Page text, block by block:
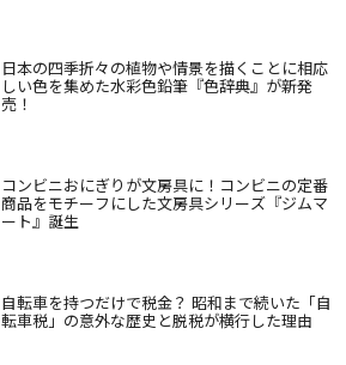
日本の四季折々の植物や情景を描くことに相応
しい色を集めた水彩色鉛筆『色辞典』が新発
売！
コンビニおにぎりが文房具に！コンビニの定番
商品をモチーフにした文房具シリーズ『ジムマ
ート』誕生
自転車を持つだけで税金？ 昭和まで続いた「自
転車税」の意外な歴史と脱税が横行した理由